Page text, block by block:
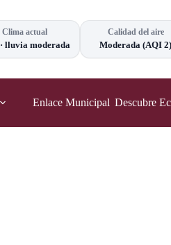
Clima actual
· lluvia moderada
Calidad del aire
Moderada (AQI 2)
Enlace Municipal Descubre